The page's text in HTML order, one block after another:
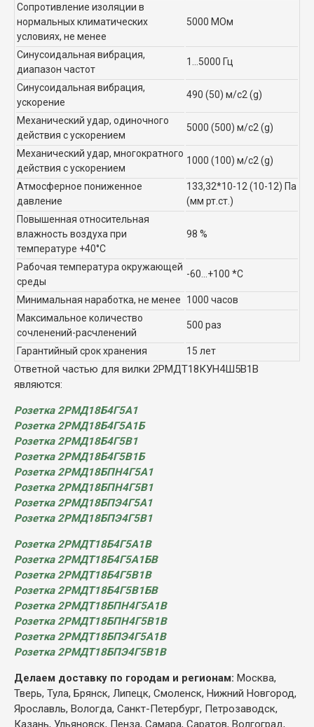
Сопротивление изоляции в
нормальных климатических
условиях, не менее
5000 МОм
Синусоидальная вибрация,
диапазон частот
1...5000 Гц
Синусоидальная вибрация,
ускорение
490 (50) м/с2 (g)
Механический удар, одиночного
действия с ускорением
5000 (500) м/с2 (g)
Механический удар, многократного
действия с ускорением
1000 (100) м/с2 (g)
Атмосферное пониженное
давление
133,32*10-12 (10-12) Па
(мм рт.ст.)
Повышенная относительная
влажность воздуха при
температуре +40°C
98 %
Рабочая температура окружающей
среды
-60...+100 *C
Минимальная наработка, не менее
1000 часов
Максимальное количество
сочленений-расчленений
500 раз
Гарантийный срок хранения 15 лет
Ответной частью для вилки 2РМДТ18КУН4Ш5В1В
являются:
Розетка 2РМД18Б4Г5А1
Розетка 2РМД18Б4Г5А1Б
Розетка 2РМД18Б4Г5В1
Розетка 2РМД18Б4Г5В1Б
Розетка 2РМД18БПН4Г5А1
Розетка 2РМД18БПН4Г5В1
Розетка 2РМД18БПЭ4Г5А1
Розетка 2РМД18БПЭ4Г5В1
Розетка 2РМДТ18Б4Г5А1В
Розетка 2РМДТ18Б4Г5А1БВ
Розетка 2РМДТ18Б4Г5В1В
Розетка 2РМДТ18Б4Г5В1БВ
Розетка 2РМДТ18БПН4Г5А1В
Розетка 2РМДТ18БПН4Г5В1В
Розетка 2РМДТ18БПЭ4Г5А1В
Розетка 2РМДТ18БПЭ4Г5В1В
Делаем доставку по городам и регионам: Москва,
Тверь, Тула, Брянск, Липецк, Смоленск, Нижний Новгород,
Ярославль, Вологда, Санкт-Петербург, Петрозаводск,
Казань, Ульяновск, Пенза, Самара, Саратов, Волгоград,